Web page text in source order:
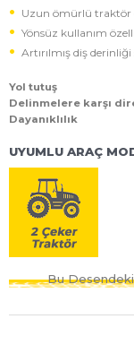
Uzun ömürlü traktör
Yönsüz kullanım
Artırılmış diş derinliği
Yol tutuş
Delinmelere karşı
Dayanıklılık
UYUMLU ARAÇ
Bu Desendeki